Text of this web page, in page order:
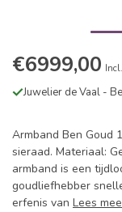
€6999,00
Juwelier de Vaal -
Armband Ben Goud
sieraad. Materiaal:
armband is een
goudliefhebber
erfenis van Lees